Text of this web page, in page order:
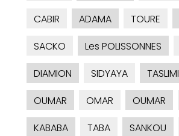
CABIR
ADAMA TOURE
SACKO
Les POLISSONNES
DIAMION
SIDYAYA TASLIMI
OUMAR
OMAR OUMAR
KABABA
TABA SANKOU